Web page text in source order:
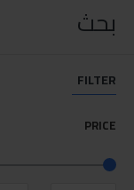
بحث
FILTER
PRICE